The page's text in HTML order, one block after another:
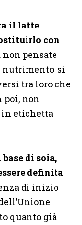
il latte
con
non pensate
nutrimento: si
tra loro che
poi, non
in etichetta
di soia,
definita
di inizio
quanto già